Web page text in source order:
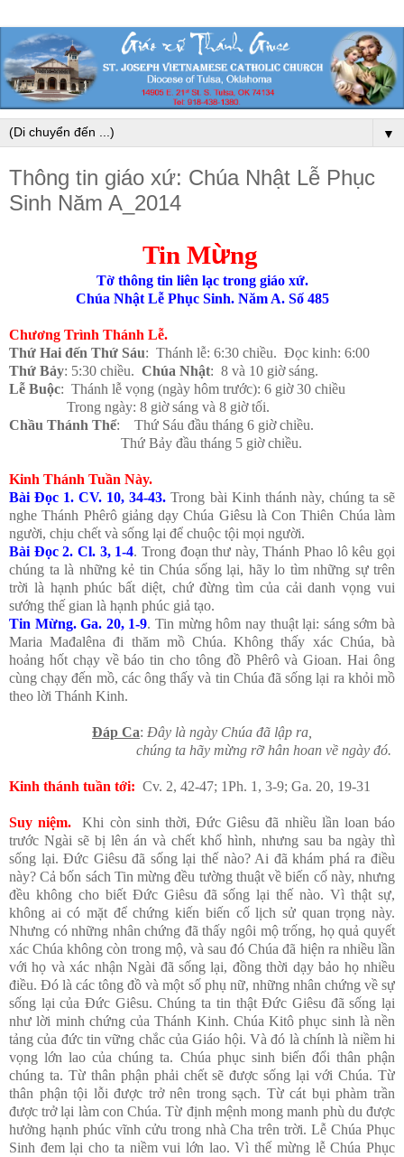
▼
Thông tin giáo xứ: Chúa Nhật Lễ Phục
Sinh Năm A_2014
Tin Mừng
Tờ thông tin liên lạc trong giáo xứ.
Chúa Nhật Lễ Phục Sinh. Năm A. Số 485
Chương Trình Thánh Lễ.
Thứ Hai đến Thứ Sáu: Thánh lễ: 6:30 chiều. Đọc kinh: 6:00
Thứ Bảy: 5:30 chiều. Chúa Nhật: 8 và 10 giờ sáng.
Lễ Buộc: Thánh lễ vọng (ngày hôm trước): 6 giờ 30 chiều
Trong ngày: 8 giờ sáng và 8 giờ tối.
Chầu Thánh Thể: Thứ Sáu đầu tháng 6 giờ chiều.
Thứ Bảy đầu tháng 5 giờ chiều.
Kinh Thánh Tuần Này.
Bài Đọc 1. CV. 10, 34-43.Trong bài Kinh thánh này, chúng ta sẽ
nghe Thánh Phêrô giảng dạy Chúa Giêsu là Con Thiên Chúa làm
người, chịu chết và sống lại để chuộc tội mọi người.
Bài Đọc 2. Cl. 3, 1-4. Trong đoạn thư này, Thánh Phao lô kêu gọi
chúng ta là những kẻ tin Chúa sống lại, hãy lo tìm những sự trên
trời là hạnh phúc bất diệt, chứ đừng tìm của cải danh vọng vui
sướng thế gian là hạnh phúc giả tạo.
Tin Mừng. Ga. 20, 1-9. Tin mừng hôm nay thuật lại: sáng sớm bà
Maria Mađalêna đi thăm mồ Chúa. Không thấy xác Chúa, bà
hoảng hốt chạy về báo tin cho tông đồ Phêrô và Gioan. Hai ông
cùng chạy đến mồ, các ông thấy và tin Chúa đã sống lại ra khỏi mồ
theo lời Thánh Kinh.
Đáp Ca: Đây là ngày Chúa đã lập ra,
chúng ta hãy mừng rỡ hân hoan về ngày đó.
Kinh thánh tuần tới: Cv. 2, 42-47; 1Ph. 1, 3-9; Ga. 20, 19-31
Suy niệm.
Khi còn sinh thời, Đức Giêsu đã nhiều lần loan báo
trước Ngài sẽ bị lên án và chết khổ hình, nhưng sau ba ngày thì
sống lại. Đức Giêsu đã sống lại thế nào? Ai đã khám phá ra điều
này? Cả bốn sách Tin mừng đều tường thuật về biến cố này, nhưng
đều không cho biết Đức Giêsu đã sống lại thế nào. Vì thật sự,
không ai có mặt để chứng kiến biến cố lịch sử quan trọng này.
Nhưng có những nhân chứng đã thấy ngôi mộ trống, họ quả quyết
xác Chúa không còn trong mộ, và sau đó Chúa đã hiện ra nhiều lần
với họ và xác nhận Ngài đã sống lại, đồng thời dạy bảo họ nhiều
điều. Đó là các tông đồ và một số phụ nữ, những nhân chứng về sự
sống lại của Đức Giêsu. Chúng ta tin thật Đức Giêsu đã sống lại
như lời minh chứng của Thánh Kinh. Chúa Kitô phục sinh là nền
tảng của đức tin vững chắc của Giáo hội. Và đó là chính là niềm hi
vọng lớn lao của chúng ta. Chúa phục sinh biến đổi thân phận
chúng ta. Từ thân phận phải chết sẽ được sống lại với Chúa. Từ
thân phận tội lỗi được trở nên trong sạch. Từ cát bụi phàm trần
được trở lại làm con Chúa. Từ định mệnh mong manh phù du được
hưởng hạnh phúc vĩnh cửu trong nhà Cha trên trời. Lễ Chúa Phục
Sinh đem lại cho ta niềm vui lớn lao. Vì thế mừng lễ Chúa Phục